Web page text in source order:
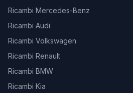
Ricambi Mercedes-Benz
Ricambi Audi
Ricambi Volkswagen
Ricambi Renault
Ricambi BMW
Ricambi Kia